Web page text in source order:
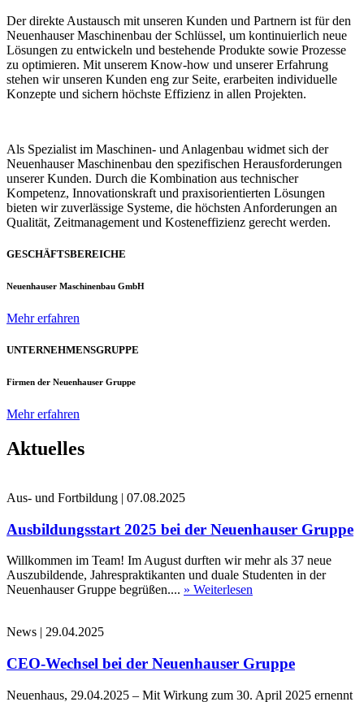
Der direkte Austausch mit unseren Kunden und Partnern ist für den
Neuenhauser Maschinenbau der Schlüssel, um kontinuierlich neue
Lösungen zu entwickeln und bestehende Produkte sowie Prozesse
zu optimieren. Mit unserem Know-how und unserer Erfahrung
stehen wir unseren Kunden eng zur Seite, erarbeiten individuelle
Konzepte und sichern höchste Effizienz in allen Projekten.
Als Spezialist im Maschinen- und Anlagenbau widmet sich der
Neuenhauser Maschinenbau den spezifischen Herausforderungen
unserer Kunden. Durch die Kombination aus technischer
Kompetenz, Innovationskraft und praxisorientierten Lösungen
bieten wir zuverlässige Systeme, die höchsten Anforderungen an
Qualität, Zeitmanagement und Kosteneffizienz gerecht werden.
GESCHÄFTSBEREICHE
Neuenhauser Maschinenbau GmbH
Mehr erfahren
UNTERNEHMENSGRUPPE
Firmen der Neuenhauser Gruppe
Mehr erfahren
Aktuelles
Aus- und Fortbildung | 07.08.2025
Ausbildungsstart 2025 bei der Neuenhauser Gruppe
Willkommen im Team! Im August durften wir mehr als 37 neue
Auszubildende, Jahrespraktikanten und duale Studenten in der
Neuenhauser Gruppe begrüßen.... » Weiterlesen
News | 29.04.2025
CEO-Wechsel bei der Neuenhauser Gruppe
Neuenhaus, 29.04.2025 – Mit Wirkung zum 30. April 2025 ernennt